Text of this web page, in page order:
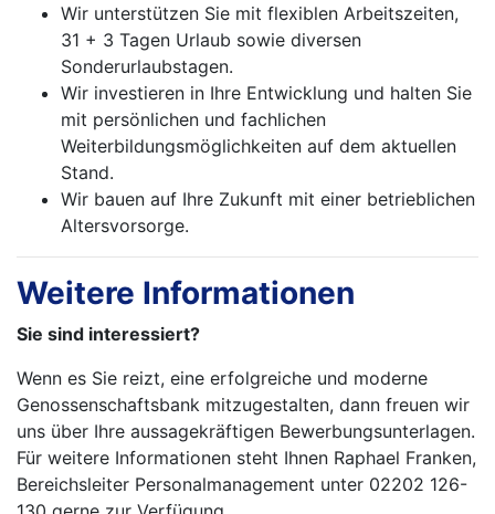
Wir unterstützen Sie mit flexiblen Arbeitszeiten,
31 + 3 Tagen Urlaub sowie diversen
Sonderurlaubstagen.
Wir investieren in Ihre Entwicklung und halten Sie
mit persönlichen und fachlichen
Weiterbildungsmöglichkeiten auf dem aktuellen
Stand.
Wir bauen auf Ihre Zukunft mit einer betrieblichen
Altersvorsorge.
Weitere Informationen
Sie sind interessiert?
Wenn es Sie reizt, eine erfolgreiche und moderne
Genossenschaftsbank mitzugestalten, dann freuen wir
uns über Ihre aussagekräftigen Bewerbungsunterlagen.
Für weitere Informationen steht Ihnen Raphael Franken,
Bereichs­leiter Personalmanagement unter 02202 126-